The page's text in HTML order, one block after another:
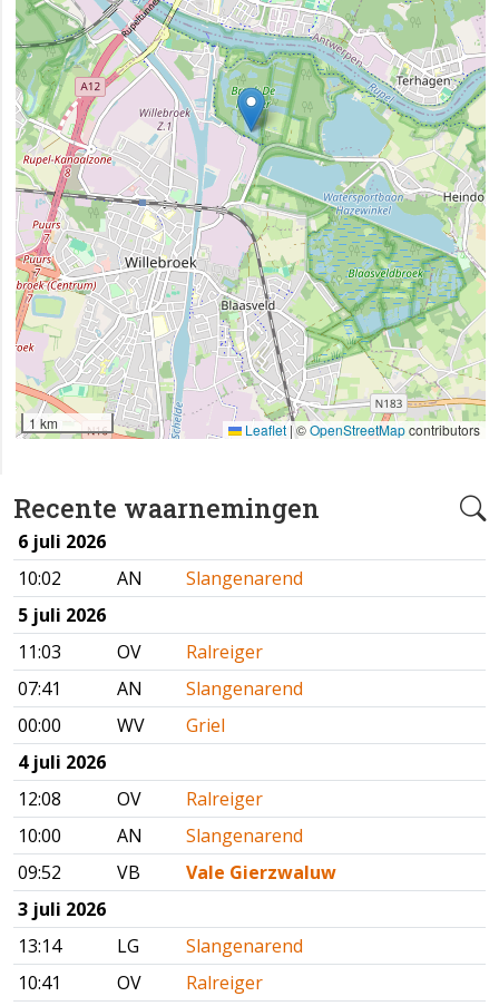
Recente waarnemingen
6 juli 2026
10:02
AN
Slangenarend
5 juli 2026
11:03
OV
Ralreiger
07:41
AN
Slangenarend
00:00
WV
Griel
4 juli 2026
12:08
OV
Ralreiger
10:00
AN
Slangenarend
09:52
VB
Vale Gierzwaluw
3 juli 2026
13:14
LG
Slangenarend
10:41
OV
Ralreiger
1 km Leaflet |©OpenStreetMapcontributors